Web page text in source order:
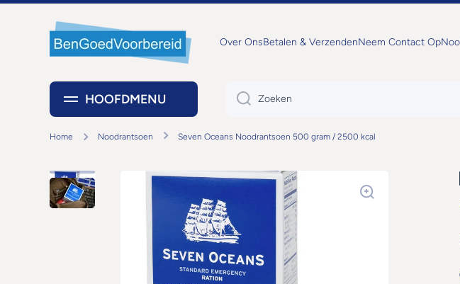
Over OnsBetalen & VerzendenNeem Contact Op
HOOFDMENU Zoeken
Home Noodrantsoen Seven Oceans Noodrantsoen 500 gram / 2500 kcal
Ga naar productinformatie